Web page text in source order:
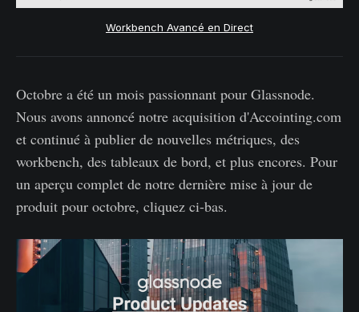
Workbench Avancé en Direct
Octobre a été un mois passionnant pour Glassnode.
Nous avons annoncé notre acquisition d'Accointing.com
et continué à publier de nouvelles métriques, des
workbench, des tableaux de bord, et plus encores. Pour
un aperçu complet de notre dernière mise à jour de
produit pour octobre, cliquez ci-bas.